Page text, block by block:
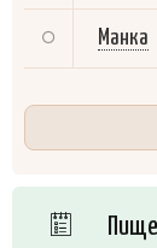
Манка